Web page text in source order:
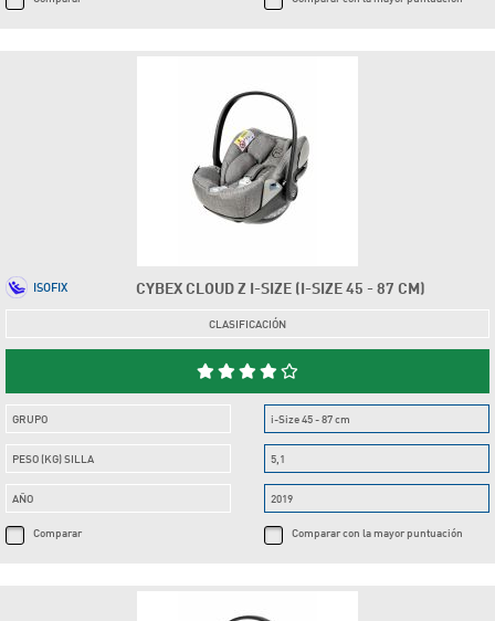
CYBEX CLOUD Z I-SIZE (I-SIZE 45 - 87 CM)
ISOFIX
CLASIFICACIÓN
GRUPO
PESO (KG) SILLA
AÑO
Comparar
i-Size 45 - 87 cm
5,1
2019
Comparar con la mayor puntuación